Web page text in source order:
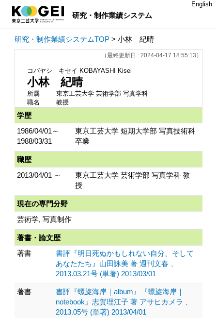
研究・制作業績システム
English
研究・制作業績システムTOP > 小林 紀晴
（最終更新日 : 2024-04-17 18:55:13）
コバヤシ キセイ KOBAYASHI Kisei
小林 紀晴
所属
東京工芸大学 芸術学部 写真学科
職名
教授
学歴
1986/04/01～
1988/03/31
東京工芸大学 短期大学部 写真技術科
卒業
職歴
2013/04/01 ～
東京工芸大学 芸術学部 写真学科 教
授
現在の専門分野
芸術学, 写真制作
著書・論文歴
著書
書評『明日死ぬかもしれない自分、そして
あなたたち』山田詠美 著 週刊文春 、
2013.03.21号 (単著) 2013/03/01
著書
書評『螺旋海岸｜album』『螺旋海岸｜
notebook』志賀理江子 著 アサヒカメラ 、
2013.05号 (単著) 2013/04/01